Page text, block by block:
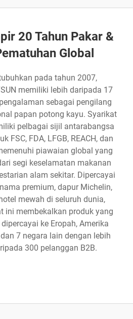
20 Tahun Pakar &
Global
pada tahun 2007,
memiliki lebih daripada 17
sebagai pengilang
papan potong kayu. Syarikat
pelbagai sijil antarabangsa
FSC, FDA, LFGB, REACH, dan
piawaian global yang
segi keselamatan makanan
alam sekitar. Dipercayai
premium, dapur Michelin,
mewah di seluruh dunia,
ini membekalkan produk yang
ke Eropah, Amerika
7 negara lain dengan lebih
300 pelanggan B2B.